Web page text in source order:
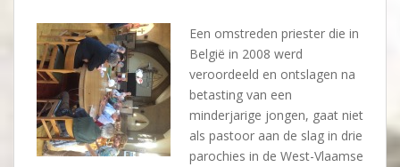
Een omstreden priester die in
België in 2008 werd
veroordeeld en ontslagen na
betasting van een
minderjarige jongen, gaat niet
als pastoor aan de slag in drie
parochies in de West-Vlaamse